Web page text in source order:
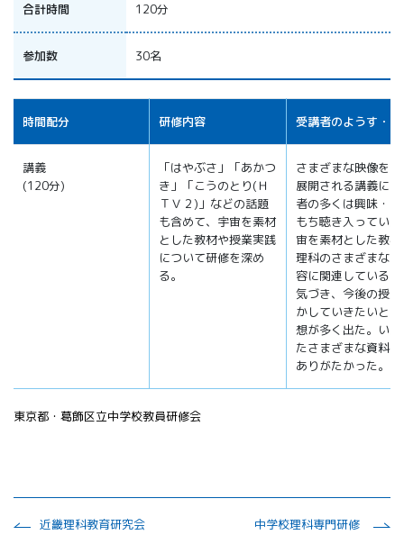
合計時間 120分
参加数 30名
時間配分 研修内容 受講者のようす・感
講義
(120分)
「はやぶさ」「あかつ
き」「こうのとり(Ｈ
ＴＶ２)」などの話題
も含めて、宇宙を素材
とした教材や授業実践
について研修を深め
る。
さまざまな映像を
展開される講義に
者の多くは興味・
もち聴き入ってい
宙を素材とした教
理科のさまざまな
容に関連している
気づき、今後の授
かしていきたいと
想が多く出た。い
たさまざまな資料
ありがたかった。
東京都・葛飾区立中学校教員研修会
近畿理科教育研究会 中学校理科専門研修